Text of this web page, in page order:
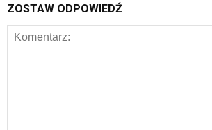
ZOSTAW ODPOWIEDŹ